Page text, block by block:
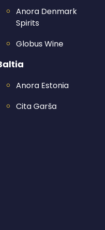
Anora Denmark
Spirits
Globus Wine
Anora Estonia
Cita Garša